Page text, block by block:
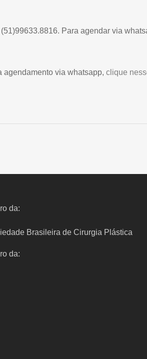
Para agendar via
agendamento via whatsapp, clique
da:
da: